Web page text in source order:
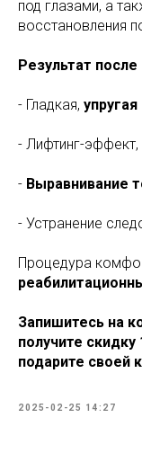
под глазами, а
восстановления
Результат
- Гладкая,
- Лифтинг-
- Выравнивание
- Устранение
Процедура
Запишитесь на
получите
подарите своей
2025-02-25 14:27